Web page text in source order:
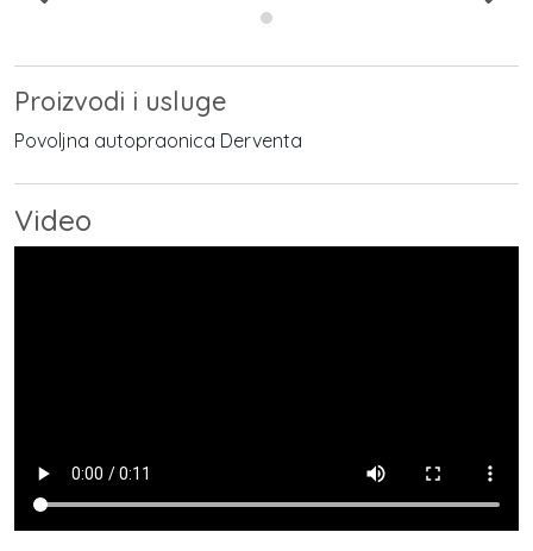
Proizvodi i usluge
Povoljna autopraonica Derventa
Video